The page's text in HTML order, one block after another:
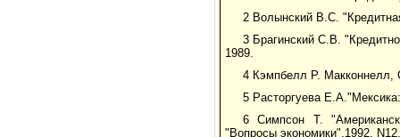
2 Волынский В.С.
3 Брагинский С.В.
1989.
4 Кэмпбелл Р. Макконнелл,
5 Расторгуева
6 Симпсон Т.
"Вопросы экономики",1992, N12.